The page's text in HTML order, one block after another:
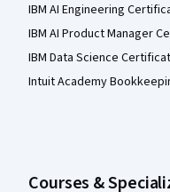
IBM AI Engineering
IBM AI Product Manager
IBM Data Science
Intuit Academy
Courses &